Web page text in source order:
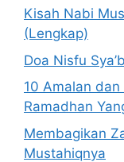
Kisah Nabi
(Lengkap)
Doa Nisfu
10 Amalan
Ramadhan
Membagikan
Mustahiqnya